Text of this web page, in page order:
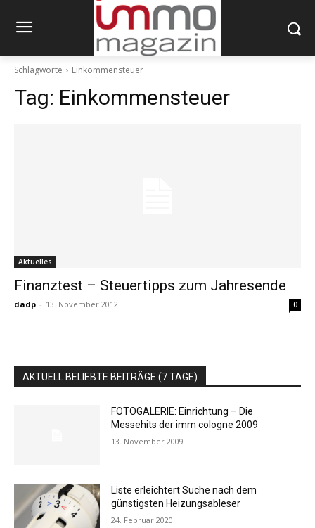
Schlagworte Einkommensteuer
Tag: Einkommensteuer
Aktuelles
Finanztest – Steuertipps zum Jahresende
dadp - 13. November 2012 0
AKTUELL BELIEBTE BEITRÄGE (7 TAGE)
FOTOGALERIE: Einrichtung – Die
Messehits der imm cologne 2009
13. November 2009
Liste erleichtert Suche nach dem
günstigsten Heizungsableser
24. Februar 2020